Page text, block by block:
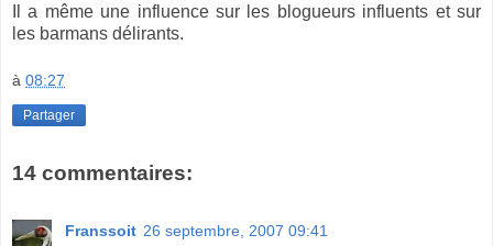
Il a même une influence sur les blogueurs influents et sur
les barmans délirants.
à 08:27
Partager
14 commentaires:
Franssoit 26 septembre, 2007 09:41